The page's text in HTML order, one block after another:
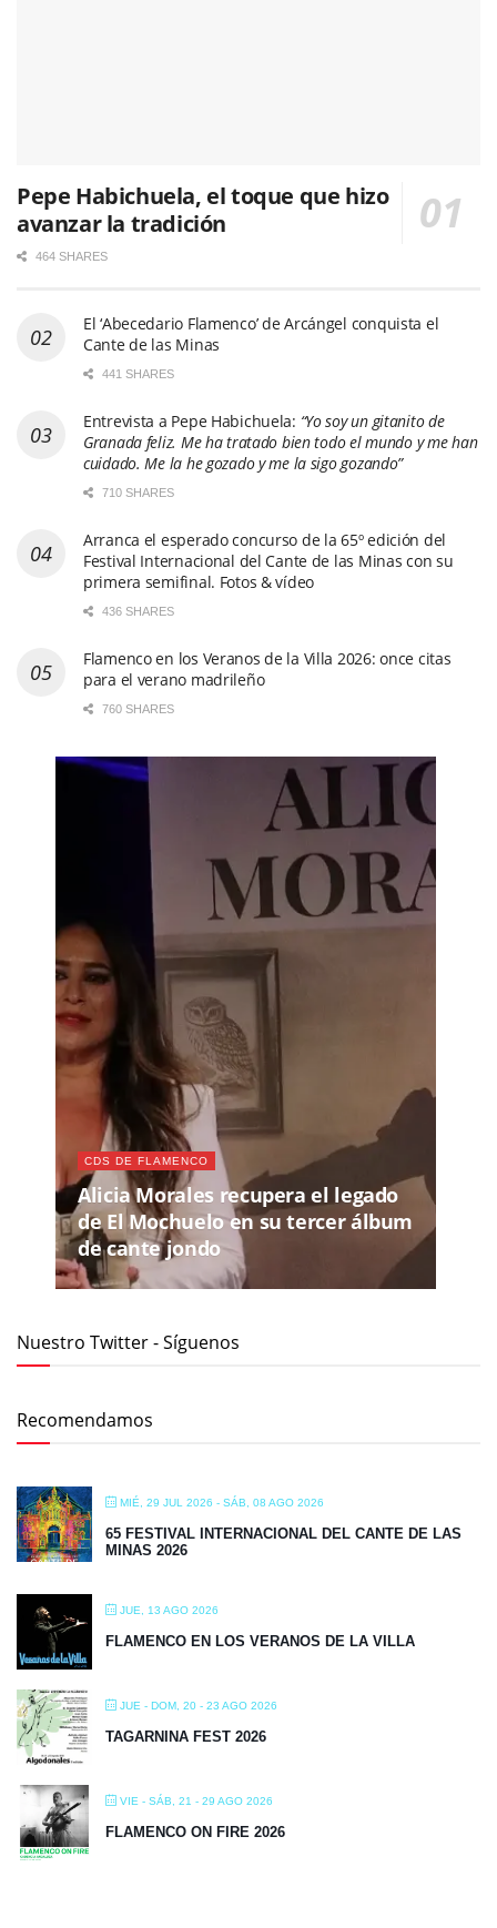
Pepe Habichuela, el toque que hizo
avanzar la tradición
464 SHARES
El ‘Abecedario Flamenco’ de Arcángel conquista el
Cante de las Minas
441 SHARES
Entrevista a Pepe Habichuela: “Yo soy un gitanito de
Granada feliz. Me ha tratado bien todo el mundo y me han
cuidado. Me la he gozado y me la sigo gozando”
710 SHARES
Arranca el esperado concurso de la 65º edición del
Festival Internacional del Cante de las Minas con su
primera semifinal. Fotos & vídeo
436 SHARES
Flamenco en los Veranos de la Villa 2026: once citas
para el verano madrileño
760 SHARES
CDS DE FLAMENCO
Alicia Morales recupera el legado
de El Mochuelo en su tercer álbum
de cante jondo
Nuestro Twitter - Síguenos
Recomendamos
MIÉ, 29 JUL 2026 - SÁB, 08 AGO 2026
65 FESTIVAL INTERNACIONAL DEL CANTE DE LAS
MINAS 2026
JUE, 13 AGO 2026
FLAMENCO EN LOS VERANOS DE LA VILLA
JUE - DOM, 20 - 23 AGO 2026
TAGARNINA FEST 2026
VIE - SÁB, 21 - 29 AGO 2026
FLAMENCO ON FIRE 2026